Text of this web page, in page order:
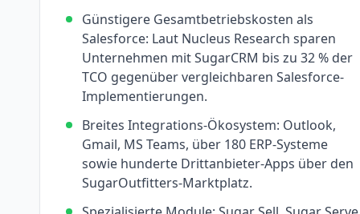
Günstigere Gesamtbetriebskosten als
Salesforce: Laut Nucleus Research sparen
Unternehmen mit SugarCRM bis zu 32 % der
TCO gegenüber vergleichbaren Salesforce-
Implementierungen.
Breites Integrations-Ökosystem: Outlook,
Gmail, MS Teams, über 180 ERP-Systeme
sowie hunderte Drittanbieter-Apps über den
SugarOutfitters-Marktplatz.